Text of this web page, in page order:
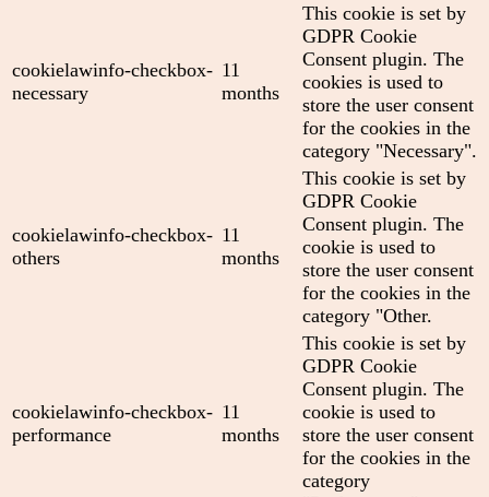
cookielawinfo-checkbox-
necessary
11
months
This cookie is set by
GDPR Cookie
Consent plugin. The
cookies is used to
store the user consent
for the cookies in the
category "Necessary".
cookielawinfo-checkbox-
others
11
months
This cookie is set by
GDPR Cookie
Consent plugin. The
cookie is used to
store the user consent
for the cookies in the
category "Other.
cookielawinfo-checkbox-
performance
11
months
This cookie is set by
GDPR Cookie
Consent plugin. The
cookie is used to
store the user consent
for the cookies in the
category